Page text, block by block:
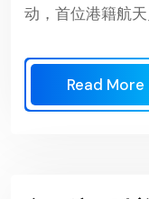
动，首位港籍航
Read More